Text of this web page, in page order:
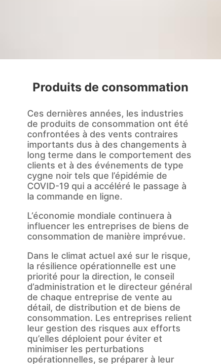
Produits de consommation
Ces dernières années, les industries
de produits de consommation ont été
confrontées à des vents contraires
importants dus à des changements à
long terme dans le comportement des
clients et à des événements de type
cygne noir tels que l’épidémie de
COVID-19 qui a accéléré le passage à
la commande en ligne.
L’économie mondiale continuera à
influencer les entreprises de biens de
consommation de manière imprévue.
Dans le climat actuel axé sur le risque,
la résilience opérationnelle est une
priorité pour la direction, le conseil
d’administration et le directeur général
de chaque entreprise de vente au
détail, de distribution et de biens de
consommation. Les entreprises relient
leur gestion des risques aux efforts
qu’elles déploient pour éviter et
minimiser les perturbations
opérationnelles, se préparer à leur